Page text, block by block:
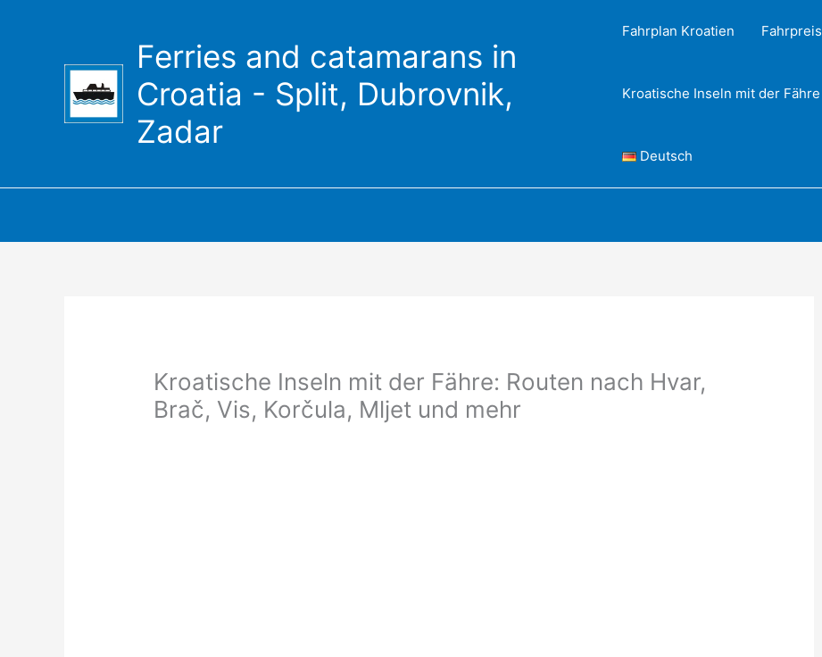
Ferries and catamarans in
Croatia - Split, Dubrovnik,
Zadar
Fahrplan Kroatien Fahrpreis
Kroatische Inseln mit der Fähre
Deutsch
Kroatische Inseln mit der Fähre: Routen nach Hvar,
Brač, Vis, Korčula, Mljet und mehr